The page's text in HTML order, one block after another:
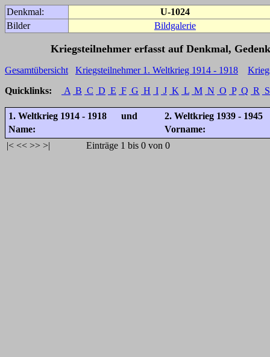
Denkmal:
U-1024
Bilder
Bildgalerie
Kriegsteilnehmer erfasst auf Denkmal,
Gesamtübersicht Kriegsteilnehmer 1. Weltkrieg 1914 - 1918
Quicklinks:
A B C D E F G H I J K L M N O P Q R S
1. Weltkrieg 1914 - 1918 und
2. Weltkrieg 1939 - 1945
Name:
Vorname:
|< << >> >| Einträge 1 bis 0 von 0